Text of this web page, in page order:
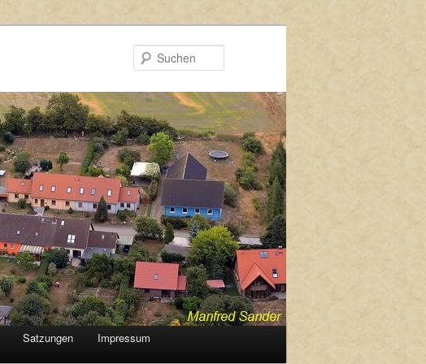
Satzungen Impressum